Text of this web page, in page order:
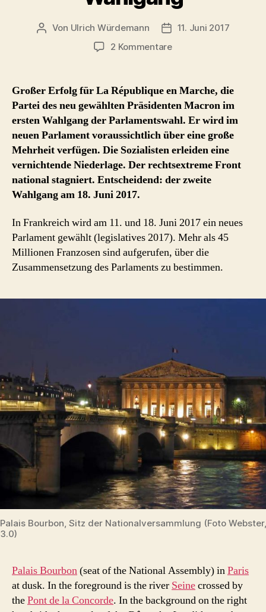
Beitragsautor
Von Ulrich Würdemann Beitragsdatum
11. Juni 2017
2 Kommentarezu
Juni
–
Ergebnisse
Parlamentswahl
Frankreich
erster
Wahlgang
Großer Erfolg für La République en Marche, die
Partei des neu gewählten Präsidenten Macron im
ersten Wahlgang der Parlamentswahl. Er wird im
neuen Parlament voraussichtlich über eine große
Mehrheit verfügen. Die Sozialisten erleiden eine
vernichtende Niederlage. Der rechtsextreme Front
national stagniert. Entscheidend: der zweite
Wahlgang am 18. Juni 2017.
In Frankreich wird am 11. und 18. Juni 2017 ein neues
Parlament gewählt (legislatives 2017). Mehr als 45
Millionen Franzosen sind aufgerufen, über die
Zusammensetzung des Parlaments zu bestimmen.
Palais Bourbon, Sitz der Nationalversammlung (Foto
3.0)
Palais Bourbon(seat of the National Assembly) inParis
at dusk. In the foreground is the river Seinecrossed by
thePont de la Concorde. In the background on the right